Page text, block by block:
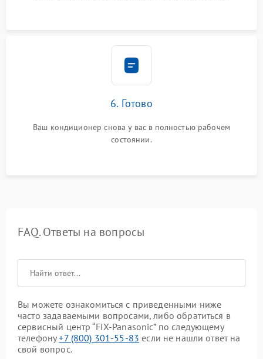
6. Готово
Ваш кондиционер снова у вас в полностью рабочем
состоянии.
FAQ. Ответы на вопросы
Вы можете ознакомиться с приведенными ниже
часто задаваемыми вопросами, либо обратиться в
сервисный центр “FIX-Panasonic” по следующему
телефону+7 (800) 301-55-83 если не нашли ответ на
свой вопрос.